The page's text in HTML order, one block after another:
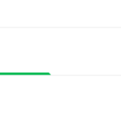
al agua y esperar
de las